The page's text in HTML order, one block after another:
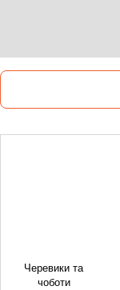
Черевики та
чоботи